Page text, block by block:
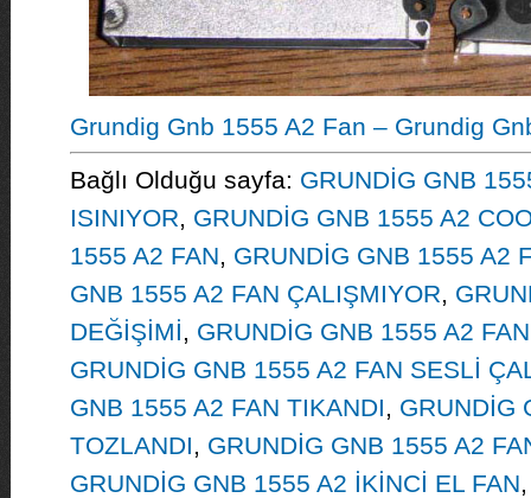
Grundig Gnb 1555 A2 Fan – Grundig
Bağlı Olduğu sayfa: GRUNDİG GNB
ISINIYOR, GRUNDİG GNB 1555 A2
1555 A2 FAN, GRUNDİG GNB 1555 A2
GNB 1555 A2 FAN ÇALIŞMIYOR,
DEĞİŞİMİ, GRUNDİG GNB 1555 A2
GRUNDİG GNB 1555 A2 FAN SESLİ
GNB 1555 A2 FAN TIKANDI, GRUNDİG
TOZLANDI, GRUNDİG GNB 1555 A2
GRUNDİG GNB 1555 A2 İKİNCİ EL FAN